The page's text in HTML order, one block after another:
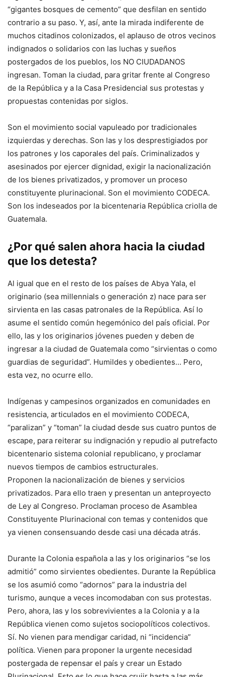
“gigantes bosques de cemento” que desfilan en sentido
contrario a su paso. Y, así, ante la mirada indiferente de
muchos citadinos colonizados, el aplauso de otros vecinos
indignados o solidarios con las luchas y sueños
postergados de los pueblos, los NO CIUDADANOS
ingresan. Toman la ciudad, para gritar frente al Congreso
de la República y a la Casa Presidencial sus protestas y
propuestas contenidas por siglos.
Son el movimiento social vapuleado por tradicionales
izquierdas y derechas. Son las y los desprestigiados por
los patrones y los caporales del país. Criminalizados y
asesinados por ejercer dignidad, exigir la nacionalización
de los bienes privatizados, y promover un proceso
constituyente plurinacional. Son el movimiento CODECA.
Son los indeseados por la bicentenaria República criolla de
Guatemala.
¿Por qué salen ahora hacia la ciudad
que los detesta?
Al igual que en el resto de los países de Abya Yala, el
originario (sea millennials o generación z) nace para ser
sirvienta en las casas patronales de la República. Así lo
asume el sentido común hegemónico del país oficial. Por
ello, las y los originarios jóvenes pueden y deben de
ingresar a la ciudad de Guatemala como “sirvientas o como
guardias de seguridad”. Humildes y obedientes… Pero,
esta vez, no ocurre ello.
Indígenas y campesinos organizados en comunidades en
resistencia, articulados en el movimiento CODECA,
“paralizan” y “toman” la ciudad desde sus cuatro puntos de
escape, para reiterar su indignación y repudio al putrefacto
bicentenario sistema colonial republicano, y proclamar
nuevos tiempos de cambios estructurales.
Proponen la nacionalización de bienes y servicios
privatizados. Para ello traen y presentan un anteproyecto
de Ley al Congreso. Proclaman proceso de Asamblea
Constituyente Plurinacional con temas y contenidos que
ya vienen consensuando desde casi una década atrás.
Durante la Colonia española a las y los originarios “se los
admitió” como sirvientes obedientes. Durante la República
se los asumió como “adornos” para la industria del
turismo, aunque a veces incomodaban con sus protestas.
Pero, ahora, las y los sobrevivientes a la Colonia y a la
República vienen como sujetos sociopolíticos colectivos.
Sí. No vienen para mendigar caridad, ni “incidencia”
política. Vienen para proponer la urgente necesidad
postergada de repensar el país y crear un Estado